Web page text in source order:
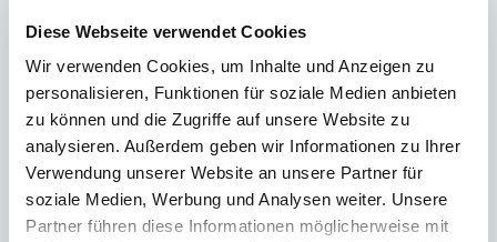
Diese Webseite verwendet Cookies
Wir verwenden Cookies, um Inhalte und Anzeigen zu
personalisieren, Funktionen für soziale Medien anbieten
zu können und die Zugriffe auf unsere Website zu
analysieren. Außerdem geben wir Informationen zu Ihrer
Verwendung unserer Website an unsere Partner für
soziale Medien, Werbung und Analysen weiter. Unsere
Partner führen diese Informationen möglicherweise mit
und Tat zur Seite – schnell, kompetent und persönlich. Egal ob technische
Details, Ersatzteile oder Tipps zur Nutzung: Wir sind für dich da.
Support rund um die Uhr
Telefon
+49 (0) 800 22 77 372 / +43 (0) 662 88 921 333